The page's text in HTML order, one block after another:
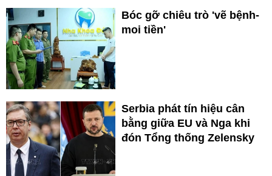
Bóc gỡ chiêu trò 'vẽ bệnh-
moi tiền'
Serbia phát tín hiệu cân
bằng giữa EU và Nga khi
đón Tổng thống Zelensky